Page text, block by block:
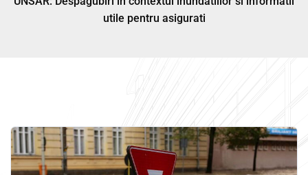
utile pentru asigurati